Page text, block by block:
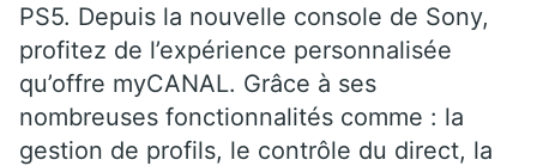
PS5. Depuis la nouvelle console de Sony,
profitez de l’expérience personnalisée
qu’offre myCANAL. Grâce à ses
nombreuses fonctionnalités comme : la
gestion de profils, le contrôle du direct, la